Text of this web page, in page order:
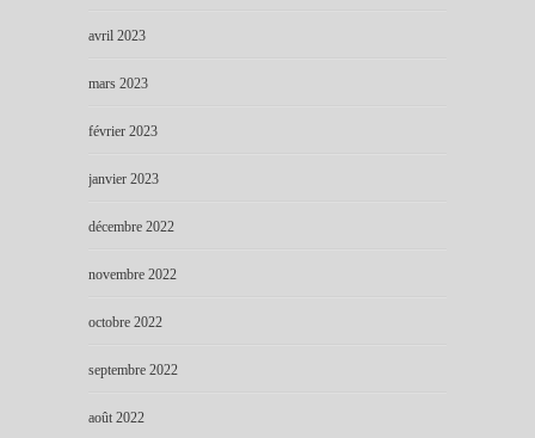
avril 2023
mars 2023
février 2023
janvier 2023
décembre 2022
novembre 2022
octobre 2022
septembre 2022
août 2022